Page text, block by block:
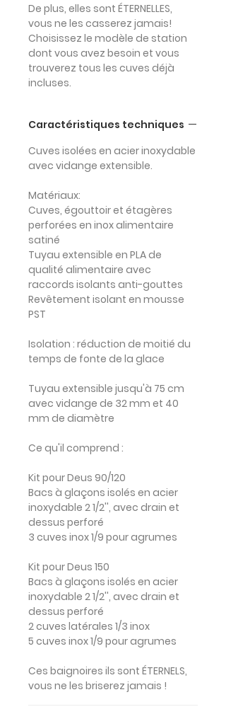
De plus, elles sont ÉTERNELLES,
vous ne les casserez jamais!
Choisissez le modèle de station
dont vous avez besoin et vous
trouverez tous les cuves déjà
incluses.
Caractéristiques techniques
Cuves isolées en acier inoxydable
avec vidange extensible.
Matériaux:
Cuves, égouttoir et étagères
perforées en inox alimentaire
satiné
Tuyau extensible en PLA de
qualité alimentaire avec
raccords isolants anti-gouttes
Revêtement isolant en mousse
PST
Isolation : réduction de moitié du
temps de fonte de la glace
Tuyau extensible jusqu'à 75 cm
avec vidange de 32 mm et 40
mm de diamètre
Ce qu'il comprend :
Kit pour Deus 90/120
Bacs à glaçons isolés en acier
inoxydable 2 1/2'', avec drain et
dessus perforé
3 cuves inox 1/9 pour agrumes
Kit pour Deus 150
Bacs à glaçons isolés en acier
inoxydable 2 1/2'', avec drain et
dessus perforé
2 cuves latérales 1/3 inox
5 cuves inox 1/9 pour agrumes
Ces baignoires ils sont ÉTERNELS,
vous ne les briserez jamais !